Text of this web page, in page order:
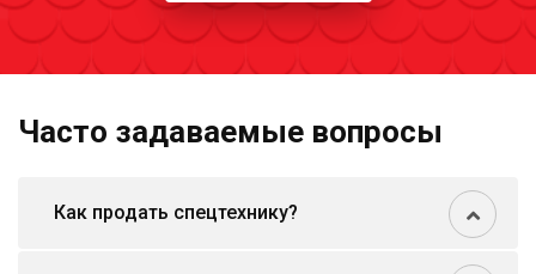
Часто задаваемые вопросы
Как продать спецтехнику?